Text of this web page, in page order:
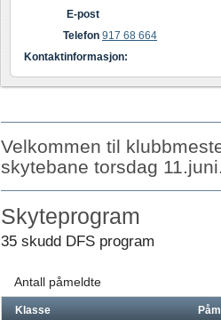
E-post
Telefon 917 68 664
Kontaktinformasjon:
Velkommen til
skytebane torsdag
Skyteprogram
35 skudd DFS program
Antall påmeldte
Klasse